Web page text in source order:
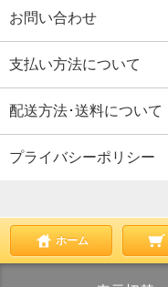
お問い合わせ
支払い方法について
配送方法･送料について
プライバシーポリシー
ホーム